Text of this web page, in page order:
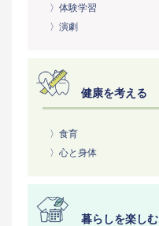
〉体験学習
〉演劇
健康を考える
〉食育
〉心と身体
暮らしを楽しむ